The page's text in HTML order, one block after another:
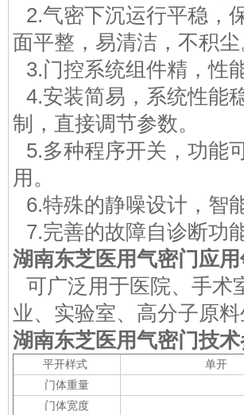
2.气密下沉运行平稳，
面平整，易清洁，不积尘
3.门控系统组件精，性
4.安装简易，系统性能
制，直接调节参数。
5.多种程序开关，功能
用。
6.特殊的静噪设计，智
7.完善的故障自诊断功
湖南东芝医用气密门 应
可广泛用于医院、手术
业、实验室、高分子原
湖南东芝医用气密门技
平开样式
单开
门体重量
门体宽度